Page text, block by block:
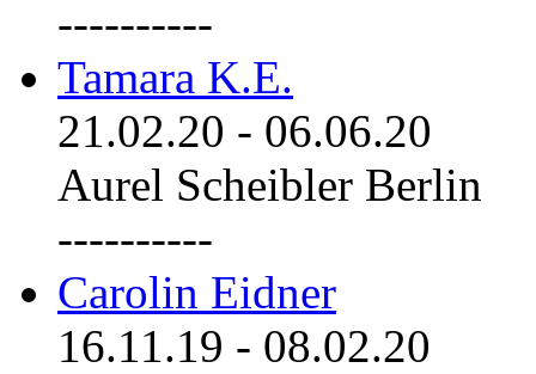
----------
Tamara K.E.
21.02.20 - 06.06.20
Aurel Scheibler Berlin
----------
Carolin Eidner
16.11.19 - 08.02.20